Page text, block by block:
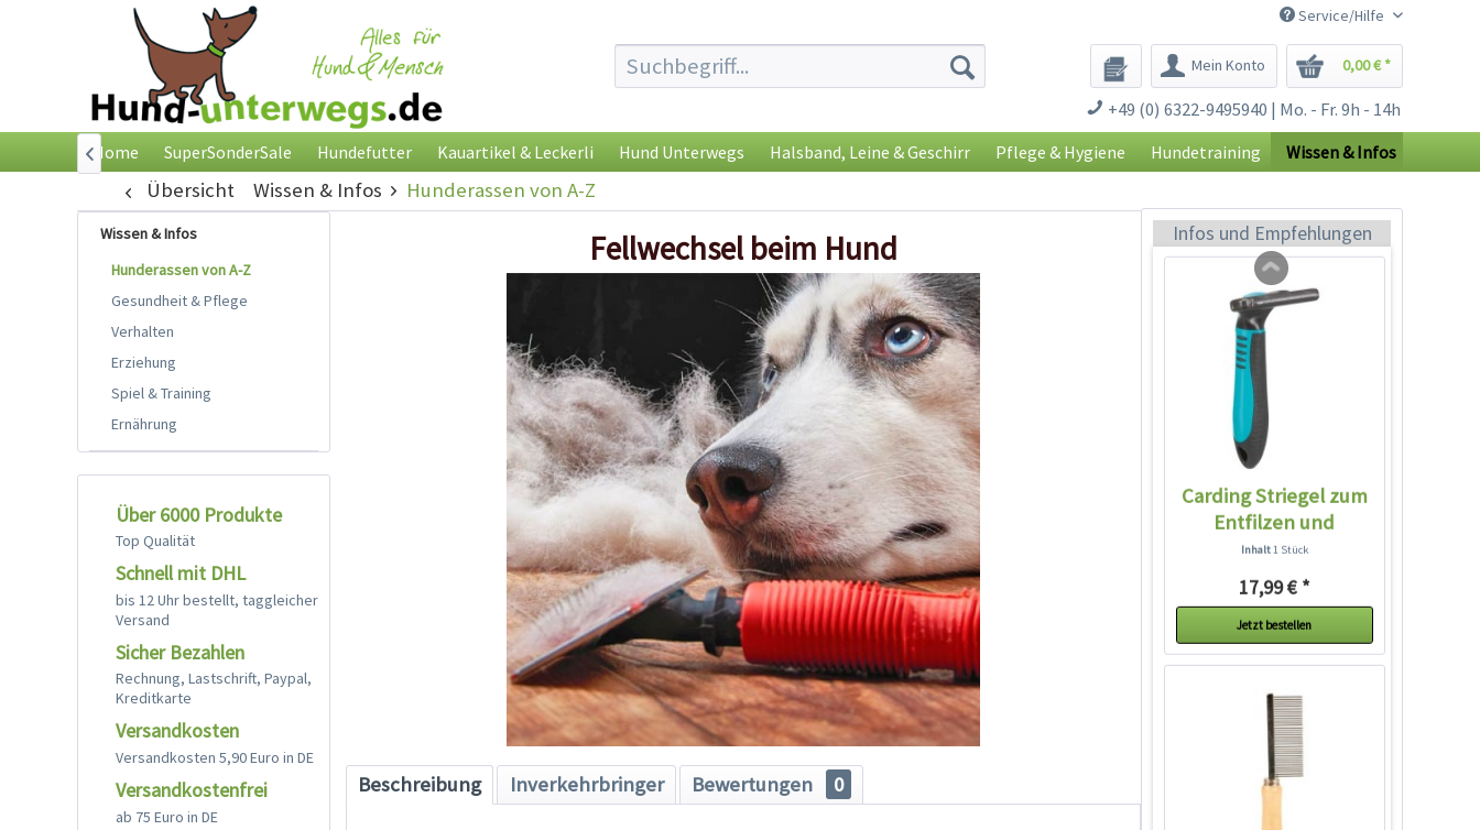
Service/Hilfe
Mein Konto 0,00 € *
+49 (0) 6322-9495940 | Mo. - Fr. 9h - 14h
Home SuperSonderSale Hundefutter Kauartikel & Leckerli Hund Unterwegs Halsband, Leine & Geschirr Pflege & Hygiene Hundetraining Wissen & Infos

Übersicht Wissen & Infos Hunderassen von A-Z
Wissen & Infos
Hunderassen von A-Z
Gesundheit & Pflege
Verhalten
Erziehung
Spiel & Training
Ernährung
Über 6000 Produkte
Top Qualität
Schnell mit DHL
bis 12 Uhr bestellt, taggleicher
Versand
Sicher Bezahlen
Rechnung, Lastschrift, Paypal,
Kreditkarte
Versandkosten
Versandkosten 5,90 Euro in DE
Versandkostenfrei
ab 75 Euro in DE
Fellwechsel beim Hund
Beschreibung Inverkehrbringer Bewertungen 0
Infos und Empfehlungen
Fellpflege-
Handschuh mit
Metallborsten
6,25 € *
Carding Striegel zum
Entfilzen und
Ausdünnen...
Inhalt1 Stück
17,99 € *
Jetzt bestellen